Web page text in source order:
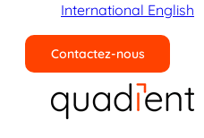
International English
Contactez-nous